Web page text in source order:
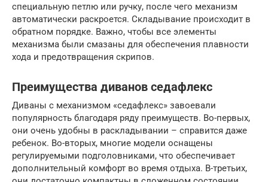
специальную петлю или ручку, после чего механизм
автоматически раскроется. Складывание происходит в
обратном порядке. Важно, чтобы все элементы
механизма были смазаны для обеспечения плавности
хода и предотвращения скрипов.
Преимущества диванов седафлекс
Диваны с механизмом «седафлекс» завоевали
популярность благодаря ряду преимуществ. Во-первых,
они очень удобны в раскладывании – справится даже
ребенок. Во-вторых, многие модели оснащены
регулируемыми подголовниками, что обеспечивает
дополнительный комфорт во время отдыха. В-третьих,